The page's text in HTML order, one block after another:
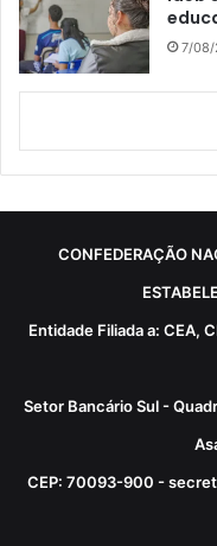
7/08/
CONFEDERAÇÃO
Entidade Filiada a: CEA,
Setor Bancário Sul -
CEP: 70093-900 -